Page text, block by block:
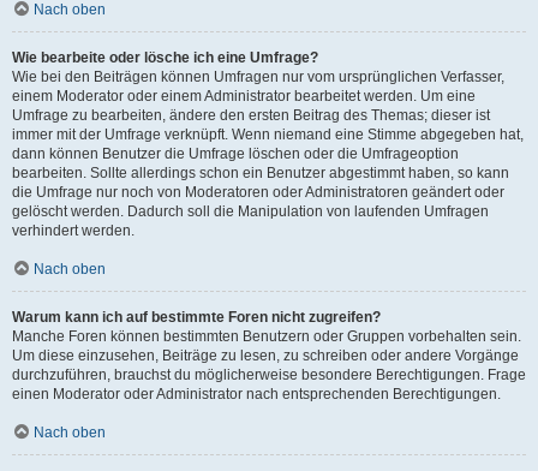
Nach oben
Wie bearbeite oder lösche ich eine Umfrage?
Wie bei den Beiträgen können Umfragen nur vom ursprünglichen Verfasser,
einem Moderator oder einem Administrator bearbeitet werden. Um eine
Umfrage zu bearbeiten, ändere den ersten Beitrag des Themas; dieser ist
immer mit der Umfrage verknüpft. Wenn niemand eine Stimme abgegeben hat,
dann können Benutzer die Umfrage löschen oder die Umfrageoption
bearbeiten. Sollte allerdings schon ein Benutzer abgestimmt haben, so kann
die Umfrage nur noch von Moderatoren oder Administratoren geändert oder
gelöscht werden. Dadurch soll die Manipulation von laufenden Umfragen
verhindert werden.
Nach oben
Warum kann ich auf bestimmte Foren nicht zugreifen?
Manche Foren können bestimmten Benutzern oder Gruppen vorbehalten sein.
Um diese einzusehen, Beiträge zu lesen, zu schreiben oder andere Vorgänge
durchzuführen, brauchst du möglicherweise besondere Berechtigungen. Frage
einen Moderator oder Administrator nach entsprechenden Berechtigungen.
Nach oben